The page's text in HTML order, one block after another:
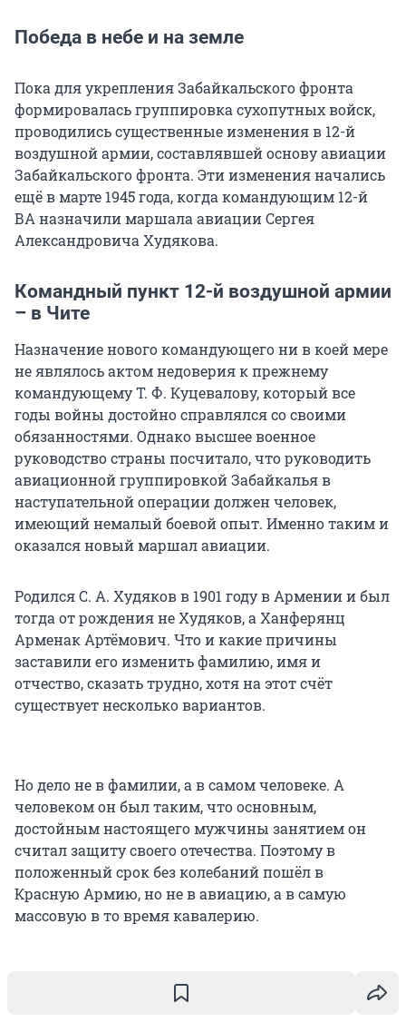
Победа в небе и на земле
Пока для укрепления Забайкальского фронта
формировалась группировка сухопутных войск,
проводились существенные изменения в 12-й
воздушной армии, составлявшей основу авиации
Забайкальского фронта. Эти изменения начались
ещё в марте 1945 года, когда командующим 12-й
ВА назначили маршала авиации Сергея
Александровича Худякова.
Командный пункт 12-й воздушной армии
– в Чите
Назначение нового командующего ни в коей мере
не являлось актом недоверия к прежнему
командующему Т. Ф. Куцевалову, который все
годы войны достойно справлялся со своими
обязанностями. Однако высшее военное
руководство страны посчитало, что руководить
авиационной группировкой Забайкалья в
наступательной операции должен человек,
имеющий немалый боевой опыт. Именно таким и
оказался новый маршал авиации.
Родился С. А. Худяков в 1901 году в Армении и был
тогда от рождения не Худяков, а Ханферянц
Арменак Артёмович. Что и какие причины
заставили его изменить фамилию, имя и
отчество, сказать трудно, хотя на этот счёт
существует несколько вариантов.
Но дело не в фамилии, а в самом человеке. А
человеком он был таким, что основным,
достойным настоящего мужчины занятием он
считал защиту своего отечества. Поэтому в
положенный срок без колебаний пошёл в
Красную Армию, но не в авиацию, а в самую
массовую в то время кавалерию.
партию, а в 1929-м он попадает в рамки